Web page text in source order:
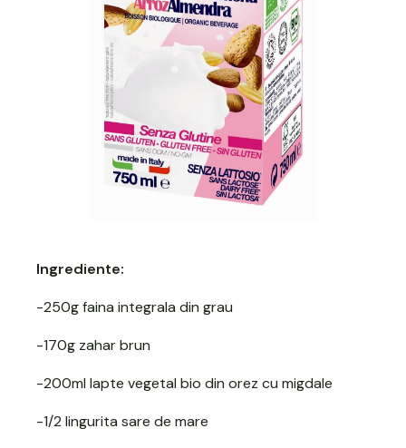
Ingrediente:
-250g faina integrala din grau
-170g zahar brun
-200mllapte vegetal bio din orez cu migdale
-1/2 lingurita sare de mare